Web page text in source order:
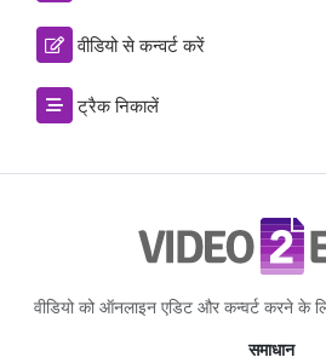
वीडियो से कन्वर्ट करें
ट्रैक निकालें
वीडियो को ऑनलाइन एडिट और कन्वर्ट करने के
समाधान